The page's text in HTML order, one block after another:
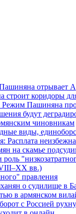
отрывает
строит коридоры
Режим Пашиняна
будут
чиновникам
виды,
Расплата неизбежна
на скамье
вв.)
правления
о судилище в
в армянском
с Россией